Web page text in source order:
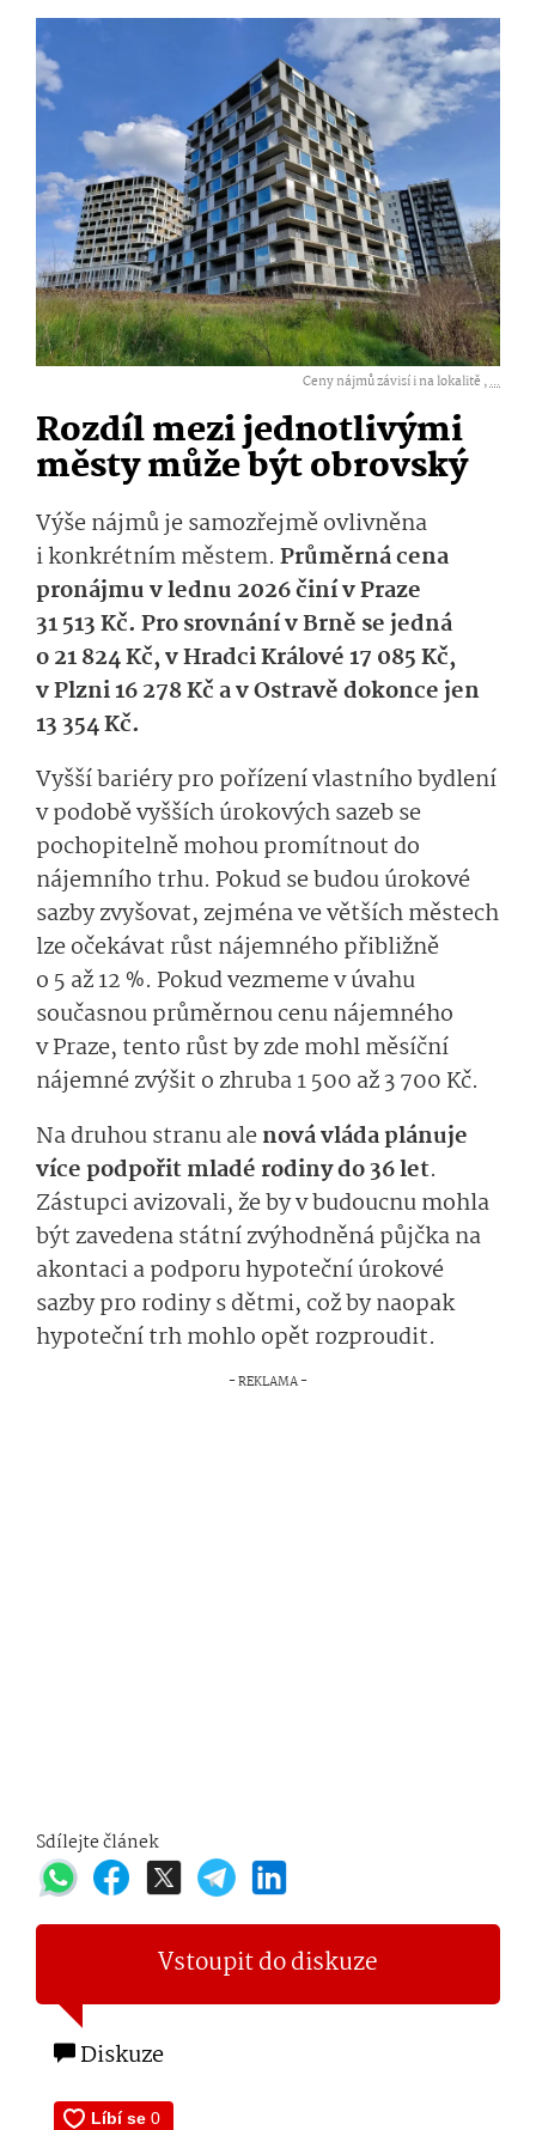
Ceny nájmů závisí i na lokalitě ,...
Rozdíl mezi jednotlivými
městy může být obrovský
Výše nájmů je samozřejmě ovlivněna
i konkrétním městem. Průměrná cena
pronájmu v lednu 2026 činí v Praze
31 513 Kč. Pro srovnání v Brně se jedná
o 21 824 Kč, v Hradci Králové 17 085 Kč,
v Plzni 16 278 Kč a v Ostravě dokonce jen
13 354 Kč.
Vyšší bariéry pro pořízení vlastního bydlení
v podobě vyšších úrokových sazeb se
pochopitelně mohou promítnout do
nájemního trhu. Pokud se budou úrokové
sazby zvyšovat, zejména ve větších městech
lze očekávat růst nájemného přibližně
o 5 až 12 %. Pokud vezmeme v úvahu
současnou průměrnou cenu nájemného
v Praze, tento růst by zde mohl měsíční
nájemné zvýšit o zhruba 1 500 až 3 700 Kč.
Na druhou stranu alenová vláda plánuje
více podpořit mladé rodiny do 36 let.
Zástupci avizovali, že by v budoucnu mohla
být zavedena státní zvýhodněná půjčka na
akontaci a podporu hypoteční úrokové
sazby pro rodiny s dětmi, což by naopak
hypoteční trh mohlo opět rozproudit.
Sdílejte článek
Vstoupit do diskuze
Diskuze